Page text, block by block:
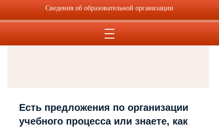
Есть предложения по организации
учебного процесса или знаете, как
Сведения об образовательной организации